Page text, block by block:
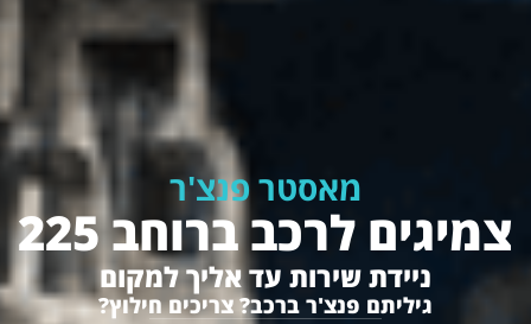
מאסטר פנצ'ר
צמיגים לרכב ברוחב 225
ניידת שירות עד אליך למקום
גיליתם פנצ'ר ברכב? צריכים חילוץ?